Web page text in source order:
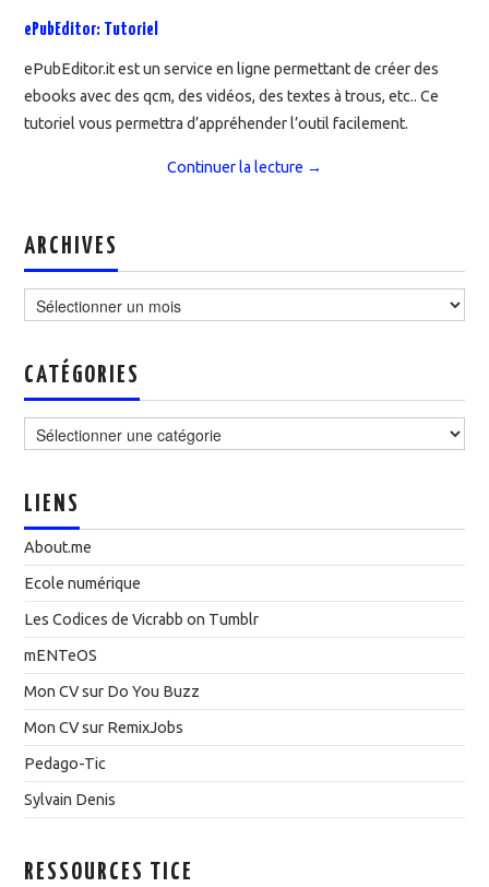
ePubEditor: Tutoriel
ePubEditor.it est un service en ligne permettant de créer des
ebooks avec des qcm, des vidéos, des textes à trous, etc.. Ce
tutoriel vous permettra d’appréhender l’outil facilement.
Continuer la lecture →
ARCHIVES
CATÉGORIES
LIENS
About.me
Ecole numérique
Les Codices de Vicrabb on Tumblr
mENTeOS
Mon CV sur Do You Buzz
Mon CV sur RemixJobs
Pedago-Tic
Sylvain Denis
RESSOURCES TICE